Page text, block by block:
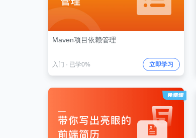
Maven项目依赖管理
入门 · 已学0% 立即学习